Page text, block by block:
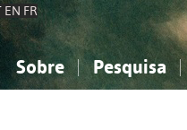
EN FR
Sobre Pesquisa